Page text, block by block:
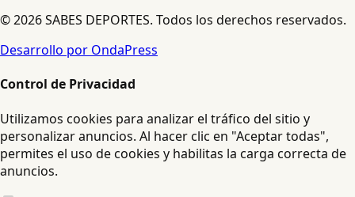
© 2026 SABES DEPORTES. Todos los derechos reservados.
Desarrollo por OndaPress
Control de Privacidad
Utilizamos cookies para analizar el tráfico del sitio y
personalizar anuncios. Al hacer clic en "Aceptar todas",
permites el uso de cookies y habilitas la carga correcta de
anuncios.